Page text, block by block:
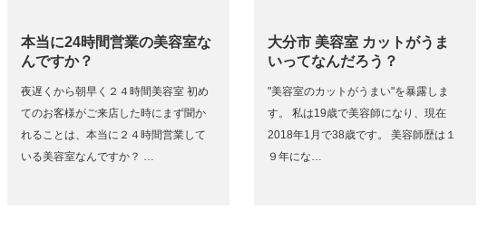
本当に24時間営業の美容室な
んですか？
夜遅くから朝早く２４時間美容室 初め
てのお客様がご来店した時にまず聞か
れることは、本当に２４時間営業して
いる美容室なんですか？ …
大分市 美容室 カットがうま
いってなんだろう？
"美容室のカットがうまい"を暴露しま
す。 私は19歳で美容師になり、現在
2018年1月で38歳です。 美容師歴は１
９年にな…